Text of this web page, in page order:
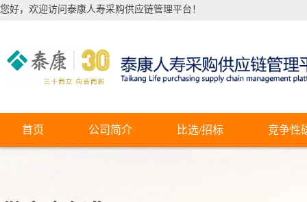
您好，欢迎访问泰康人寿采购供应链管理平台！
首页 公司简介 比选/招标 竞争性